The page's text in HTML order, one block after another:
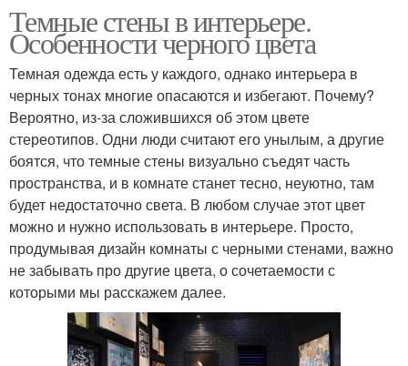
Темные стены в интерьере.
Особенности черного цвета
Темная одежда есть у каждого, однако интерьера в
черных тонах многие опасаются и избегают. Почему?
Вероятно, из-за сложившихся об этом цвете
стереотипов. Одни люди считают его унылым, а другие
боятся, что темные стены визуально съедят часть
пространства, и в комнате станет тесно, неуютно, там
будет недостаточно света. В любом случае этот цвет
можно и нужно использовать в интерьере. Просто,
продумывая дизайн комнаты с черными стенами, важно
не забывать про другие цвета, о сочетаемости с
которыми мы расскажем далее.